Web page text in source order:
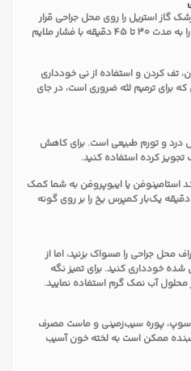
گاز استریل را روی محل جراحی قرار
می‌دهد. برای کنترل خونریزی، باید گاز را به مدت 30 تا 45 دقیقه با فشار ملایم
تف کردن و استفاده از نی خودداری
برای ترمیم لثه ضروری است، در جای
درد و تورم طبیعی است. برای کاهش
کرده استفاده کنید.
یا ایبوپروفن به شما کمک
خواهند کرد. برای کاهش تورم، هر 15 دقیقه یک‌بار کمپرس یخ را بر روی گونه
اطراف محل جراحی را مسواک بزنید، اما از
خودداری کنید. برای تمیز نگه
آب نمک گرم استفاده نمایید.
سوپ، پوره سیب‌زمینی و ماست مصرف
ممکن است به لخته خون آسیب